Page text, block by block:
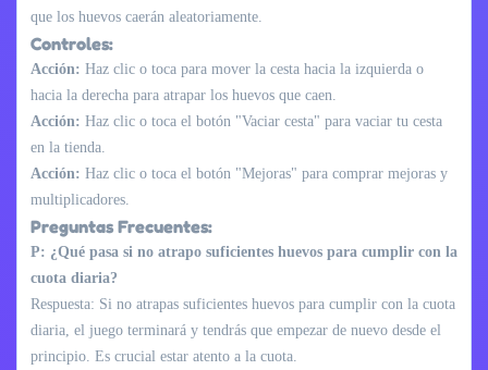
que los huevos caerán aleatoriamente.
Controles:
Acción: Haz clic o toca para mover la cesta hacia la izquierda o
hacia la derecha para atrapar los huevos que caen.
Acción: Haz clic o toca el botón "Vaciar cesta" para vaciar tu cesta
en la tienda.
Acción: Haz clic o toca el botón "Mejoras" para comprar mejoras y
multiplicadores.
Preguntas Frecuentes:
P: ¿Qué pasa si no atrapo suficientes huevos para cumplir con la
cuota diaria?
Respuesta: Si no atrapas suficientes huevos para cumplir con la cuota
diaria, el juego terminará y tendrás que empezar de nuevo desde el
principio. Es crucial estar atento a la cuota.